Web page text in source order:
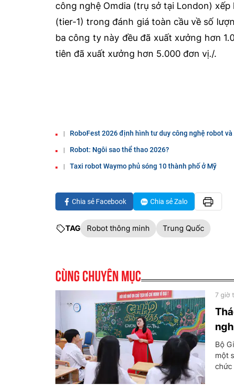
công nghệ Omdia (trụ sở tại London)
(tier-1) trong đánh giá toàn cầu về số
ba công ty này đều đã xuất xưởng hơn
tiên đã xuất xưởng hơn 5.000 đơn vị./.
RoboFest 2026 định hình tư duy công nghệ robot và
Robot: Ngôi sao thể thao 2026?
Taxi robot Waymo phủ sóng 10 thành phố ở Mỹ
Chia sẻ Facebook Chia sẻ Zalo
TAG Robot thông minh Trung Quốc
Cùng chuyên mục
7 giờ
Bộ
một
chức